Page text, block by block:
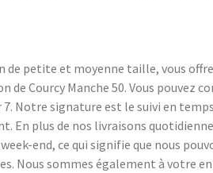
de petite et moyenne taille, vous
Courcy Manche 50. Vous pouvez
Notre signature est le suivi en
En plus de nos livraisons
end, ce qui signifie que nous
Nous sommes également à votre